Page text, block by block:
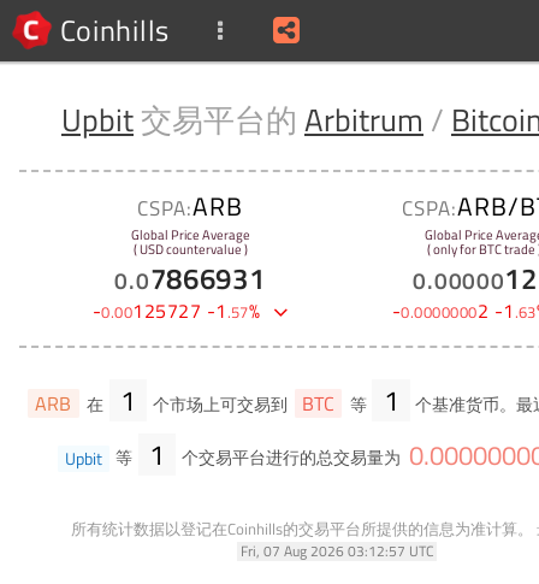
Coinhills
Upbit交易平台的 Arbitrum /
CSPA:ARB
Global Price Average
( USD countervalue )
0.07866931
-0.00125727 -1.57%
CSPA:ARB/
Global Price
( only for BTC trade
0.00000
-0.00000002 -1.63
ARB 在 1 个市场上可交易到 BTC 等 1 个基准货币。
Upbit 等 1 个交易平台进行的总交易量为 0.
所有统计数据以登记在Coinhills的交易平台所提供的信息为准计算。
Fri, 07 Aug 2026 03:12:57 UTC